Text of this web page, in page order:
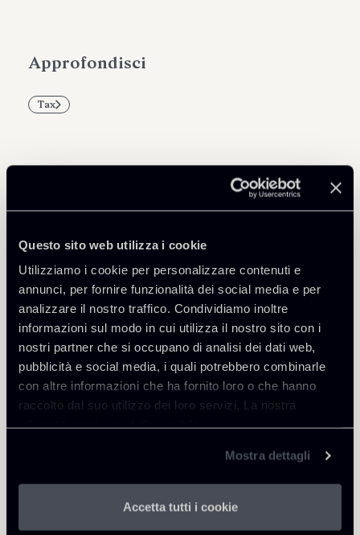
Questo sito web utilizza i cookie
Utilizziamo i cookie per personalizzare contenuti e
annunci, per fornire funzionalità dei social media e per
analizzare il nostro traffico. Condividiamo inoltre
informazioni sul modo in cui utilizza il nostro sito con i
nostri partner che si occupano di analisi dei dati web,
pubblicità e social media, i quali potrebbero combinarle
con altre informazioni che ha fornito loro o che hanno
raccolto dal suo utilizzo dei loro servizi. La nostra
informativa privacy è disponibilequi.
Mostra dettagli
Accetta tutti i cookie
Approfondisci
Tax
Torna agli Insights
Professionisti correlati
Raul - Angelo Papotti
SEDI
Milano
Scopri il professionista
Giuseppe Zorzi
SEDI
Milano
Scopri il professionista